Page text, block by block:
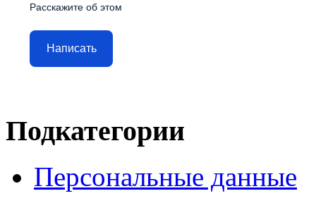
Расскажите об этом
Написать
Подкатегории
Персональные данные